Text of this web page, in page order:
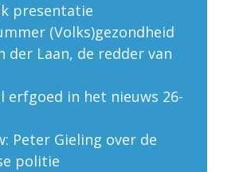
presentatie
(Volks)gezondheid
der Laan, de redder van
erfgoed in het nieuws 26-
Peter Gieling over de
politie